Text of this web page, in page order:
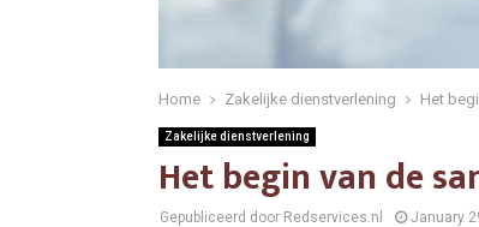
Home Zakelijke dienstverlening Het
Zakelijke dienstverlening
Het begin van de
Gepubliceerd door Redservices.nl January